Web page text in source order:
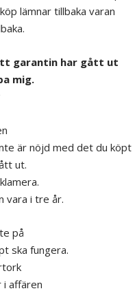
lämnar tillbaka varan
garantin har gått ut
mig.
är nöjd med det du köpt
ut.
vara i tre år.
på
ska fungera.
i affären